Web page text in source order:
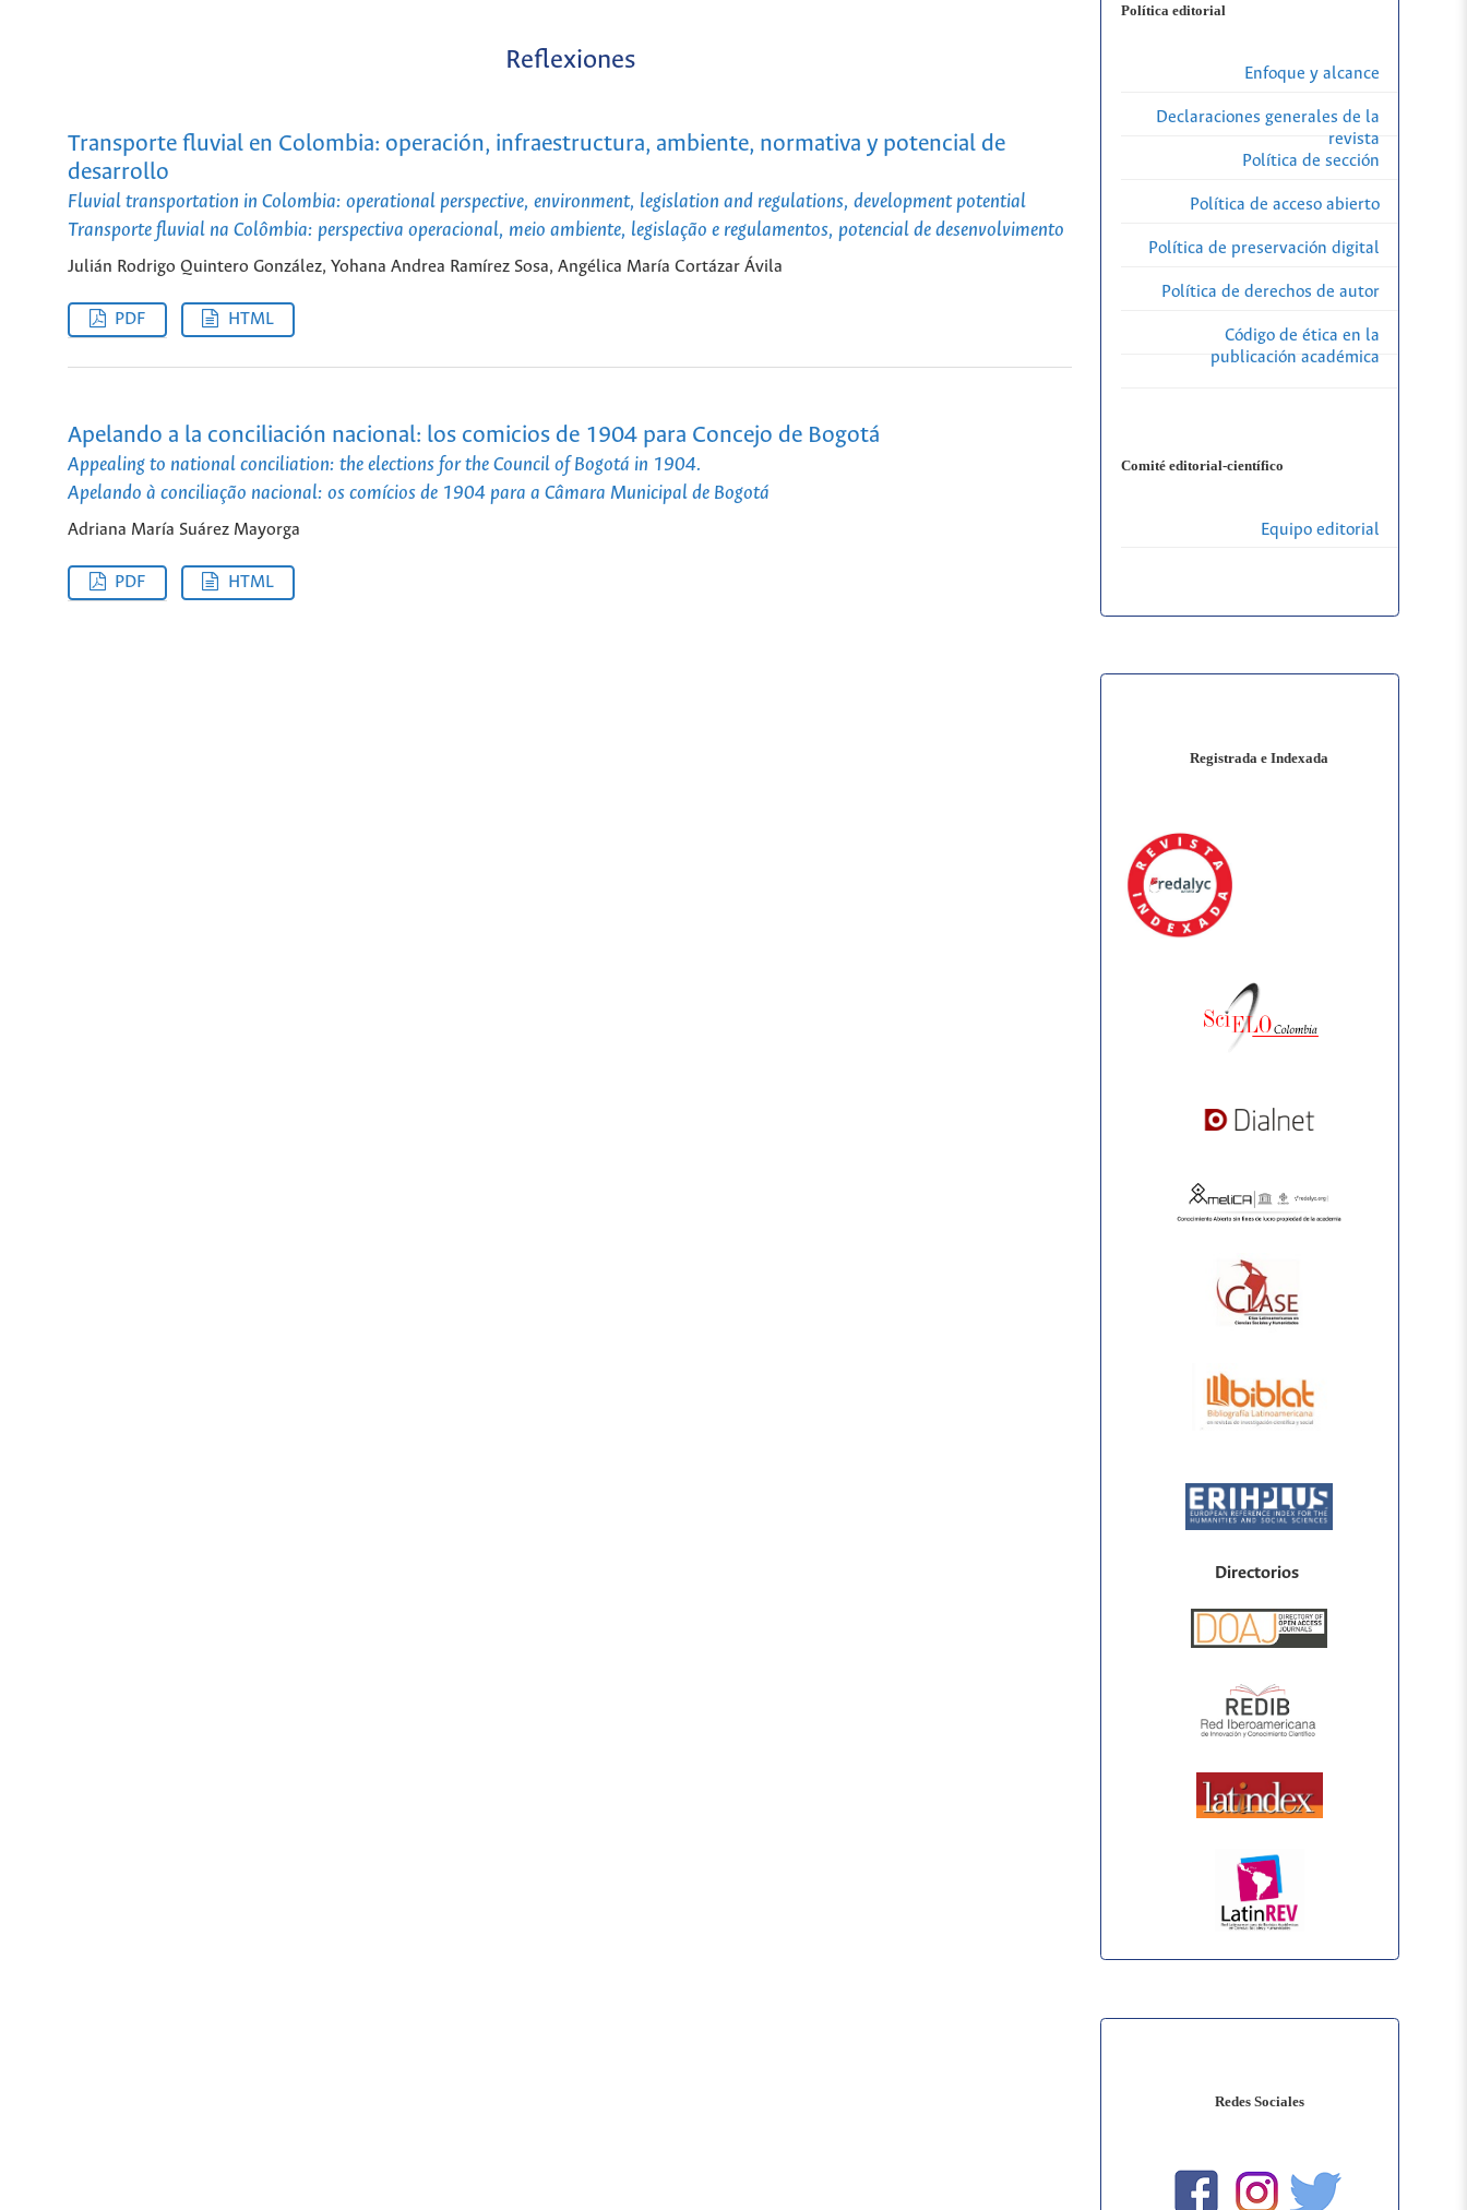
Reflexiones
Transporte fluvial en Colombia: operación, infraestructura, ambiente, normativa y potencial de
desarrollo
Fluvial transportation in Colombia: operational perspective, environment, legislation and regulations, development potential
Transporte fluvial na Colômbia: perspectiva operacional, meio ambiente, legislação e regulamentos, potencial de desenvolvimento
Julián Rodrigo Quintero González, Yohana Andrea Ramírez Sosa, Angélica María Cortázar Ávila
PDF HTML
Apelando a la conciliación nacional: los comicios de 1904 para Concejo de Bogotá
Appealing to national conciliation: the elections for the Council of Bogotá in 1904.
Apelando à conciliação nacional: os comícios de 1904 para a Câmara Municipal de Bogotá
Adriana María Suárez Mayorga
PDF HTML
Política editorial
Enfoque y alcance
Declaraciones generales de la
revista
Política de sección
Política de acceso abierto
Política de preservación digital
Política de derechos de autor
Código de ética en la
publicación académica
Comité editorial-científico
Equipo editorial
Registrada e Indexada
Directorios
Redes Sociales